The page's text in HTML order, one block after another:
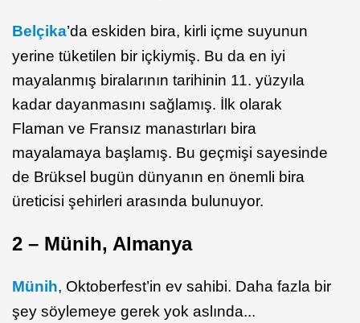
Belçika’da eskiden bira, kirli içme suyunun
yerine tüketilen bir içkiymiş. Bu da en iyi
mayalanmış biralarının tarihinin 11. yüzyıla
kadar dayanmasını sağlamış. İlk olarak
Flaman ve Fransız manastırları bira
mayalamaya başlamış. Bu geçmişi sayesinde
de Brüksel bugün dünyanın en önemli bira
üreticisi şehirleri arasında bulunuyor.
2 – Münih, Almanya
Münih, Oktoberfest’in ev sahibi. Daha fazla bir
şey söylemeye gerek yok aslında...